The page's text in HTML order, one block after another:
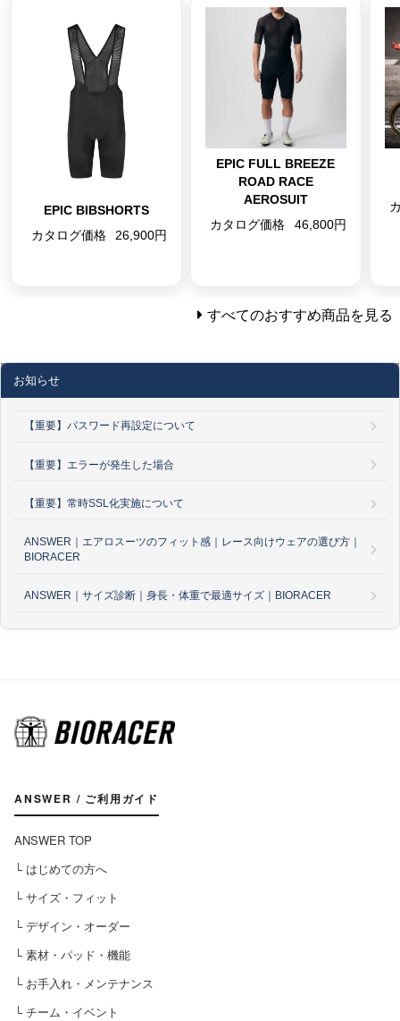
EPIC BIBSHORTS
カタログ価格
26,900円
EPIC FULL BREEZE
ROAD RACE
AEROSUIT
カタログ価格
46,800円
すべてのおすすめ商品を見る
お知らせ
【重要】パスワード再設定について
【重要】エラーが発生した場合
【重要】常時SSL化実施について
ANSWER｜エアロスーツのフィット感｜レース向けウェアの選び方｜
BIORACER
ANSWER｜サイズ診断｜身長・体重で最適サイズ｜BIORACER
ANSWER / ご利用ガイド
ANSWER TOP
└ はじめての方へ
└ サイズ・フィット
└ デザイン・オーダー
└ 素材・パッド・機能
└ お手入れ・メンテナンス
└ チーム・イベント